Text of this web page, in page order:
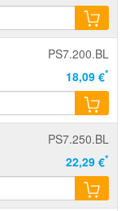
PS7.200.BL
18,09 €*
PS7.250.BL
22,29 €*